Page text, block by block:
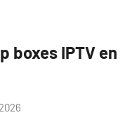
boxes IPTV en